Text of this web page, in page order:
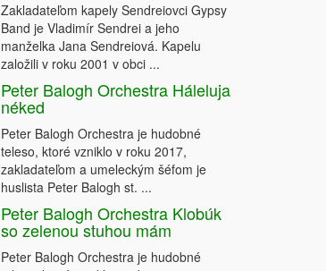
Zakladateľom kapely Sendreiovci Gypsy
Band je Vladimír Sendrei a jeho
manželka Jana Sendreiová. Kapelu
založili v roku 2001 v obci ...
Peter Balogh Orchestra Háleluja
néked
Peter Balogh Orchestra je hudobné
teleso, ktoré vzniklo v roku 2017,
zakladateľom a umeleckým šéfom je
huslista Peter Balogh st. ...
Peter Balogh Orchestra Klobúk
so zelenou stuhou mám
Peter Balogh Orchestra je hudobné